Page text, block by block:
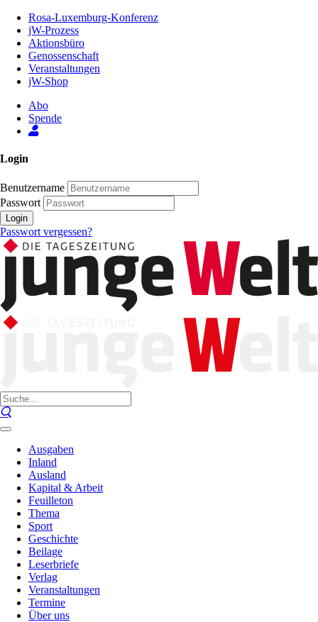
Inhalt
Seite
Rosa-Luxemburg-Konferenz
jW-Prozess
Aktionsbüro
Genossenschaft
Veranstaltungen
jW-Shop
Abo
Spende
Login
Benutzername
Passwort
Login
Passwort vergessen?
Ausgaben
Inland
Ausland
Kapital & Arbeit
Feuilleton
Thema
Sport
Geschichte
Beilage
Leserbriefe
Verlag
Veranstaltungen
Termine
Über uns